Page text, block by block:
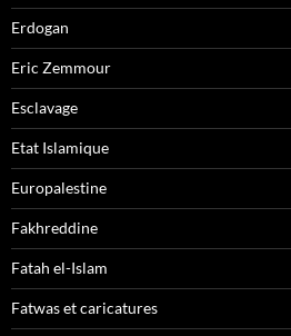
Erdogan
Eric Zemmour
Esclavage
Etat Islamique
Europalestine
Fakhreddine
Fatah el-Islam
Fatwas et caricatures